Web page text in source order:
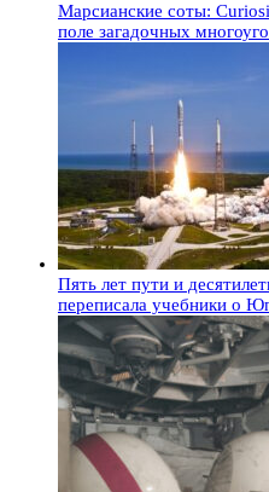
Марсианские соты:
поле загадочных
Пять лет пути и
переписала учебники о